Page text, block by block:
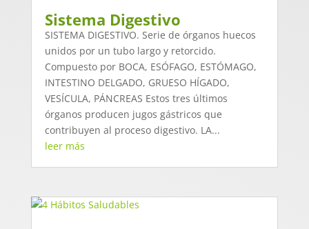
Sistema Digestivo
SISTEMA DIGESTIVO. Serie de órganos huecos
unidos por un tubo largo y retorcido.
Compuesto por BOCA, ESÓFAGO, ESTÓMAGO,
INTESTINO DELGADO, GRUESO HÍGADO,
VESÍCULA, PÁNCREAS Estos tres últimos
órganos producen jugos gástricos que
contribuyen al proceso digestivo. LA...
leer más